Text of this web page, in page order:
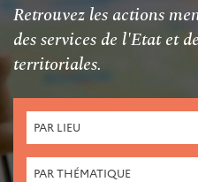
Retrouvez les actions
des services de l'Etat et
territoriales.
PAR
PAR LIEU
PAR
PAR THÉMATIQUE